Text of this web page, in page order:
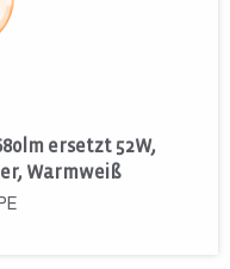
ersetzt 52W,
Warmweiß